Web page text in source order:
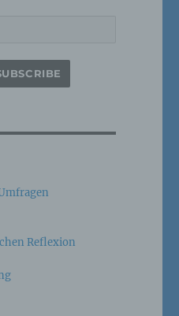
Reflexion